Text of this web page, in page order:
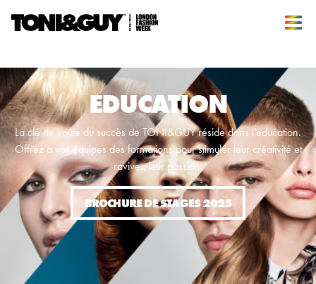
EDUCATION
La clé de voûte du succès de TONI&GUY réside dans l'éducation.
Offrez à vos équipes des formations pour stimuler leur créativité et
ravivez leur passion.
BROCHURE DE STAGES 2025